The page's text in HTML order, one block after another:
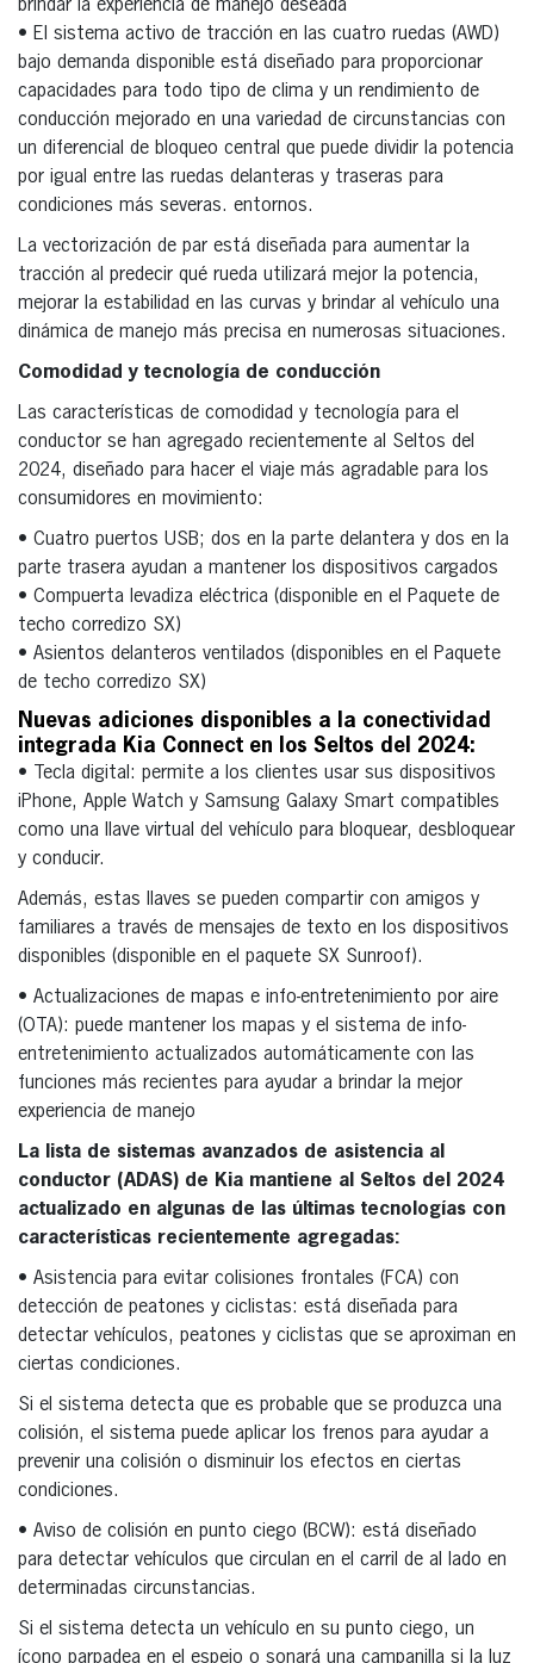
brindar la experiencia de manejo deseada
• El sistema activo de tracción en las cuatro ruedas (AWD)
bajo demanda disponible está diseñado para proporcionar
capacidades para todo tipo de clima y un rendimiento de
conducción mejorado en una variedad de circunstancias con
un diferencial de bloqueo central que puede dividir la potencia
por igual entre las ruedas delanteras y traseras para
condiciones más severas. entornos.
La vectorización de par está diseñada para aumentar la
tracción al predecir qué rueda utilizará mejor la potencia,
mejorar la estabilidad en las curvas y brindar al vehículo una
dinámica de manejo más precisa en numerosas situaciones.
Comodidad y tecnología de conducción
Las características de comodidad y tecnología para el
conductor se han agregado recientemente al Seltos del
2024, diseñado para hacer el viaje más agradable para los
consumidores en movimiento:
• Cuatro puertos USB; dos en la parte delantera y dos en la
parte trasera ayudan a mantener los dispositivos cargados
• Compuerta levadiza eléctrica (disponible en el Paquete de
techo corredizo SX)
• Asientos delanteros ventilados (disponibles en el Paquete
de techo corredizo SX)
Nuevas adiciones disponibles a la conectividad
integrada Kia Connect en los Seltos del 2024:
• Tecla digital: permite a los clientes usar sus dispositivos
iPhone, Apple Watch y Samsung Galaxy Smart compatibles
como una llave virtual del vehículo para bloquear, desbloquear
y conducir.
Además, estas llaves se pueden compartir con amigos y
familiares a través de mensajes de texto en los dispositivos
disponibles (disponible en el paquete SX Sunroof).
• Actualizaciones de mapas e info-entretenimiento por aire
(OTA): puede mantener los mapas y el sistema de info-
entretenimiento actualizados automáticamente con las
funciones más recientes para ayudar a brindar la mejor
experiencia de manejo
La lista de sistemas avanzados de asistencia al
conductor (ADAS) de Kia mantiene al Seltos del 2024
actualizado en algunas de las últimas tecnologías con
características recientemente agregadas:
• Asistencia para evitar colisiones frontales (FCA) con
detección de peatones y ciclistas: está diseñada para
detectar vehículos, peatones y ciclistas que se aproximan en
ciertas condiciones.
Si el sistema detecta que es probable que se produzca una
colisión, el sistema puede aplicar los frenos para ayudar a
prevenir una colisión o disminuir los efectos en ciertas
condiciones.
• Aviso de colisión en punto ciego (BCW): está diseñado
para detectar vehículos que circulan en el carril de al lado en
determinadas circunstancias.
Si el sistema detecta un vehículo en su punto ciego, un
ícono parpadea en el espejo o sonará una campanilla si la luz